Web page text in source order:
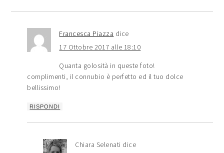
Francesca Piazza dice
17 Ottobre 2017 alle 18:10
Quanta golosità in queste foto!
complimenti, il connubio è perfetto ed il tuo dolce
bellissimo!
RISPONDI
Chiara Selenati dice